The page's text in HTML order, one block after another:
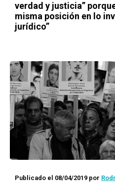
verdad y justicia”
misma posición en lo
jurídico”
Publicado el 08/04/2019 por